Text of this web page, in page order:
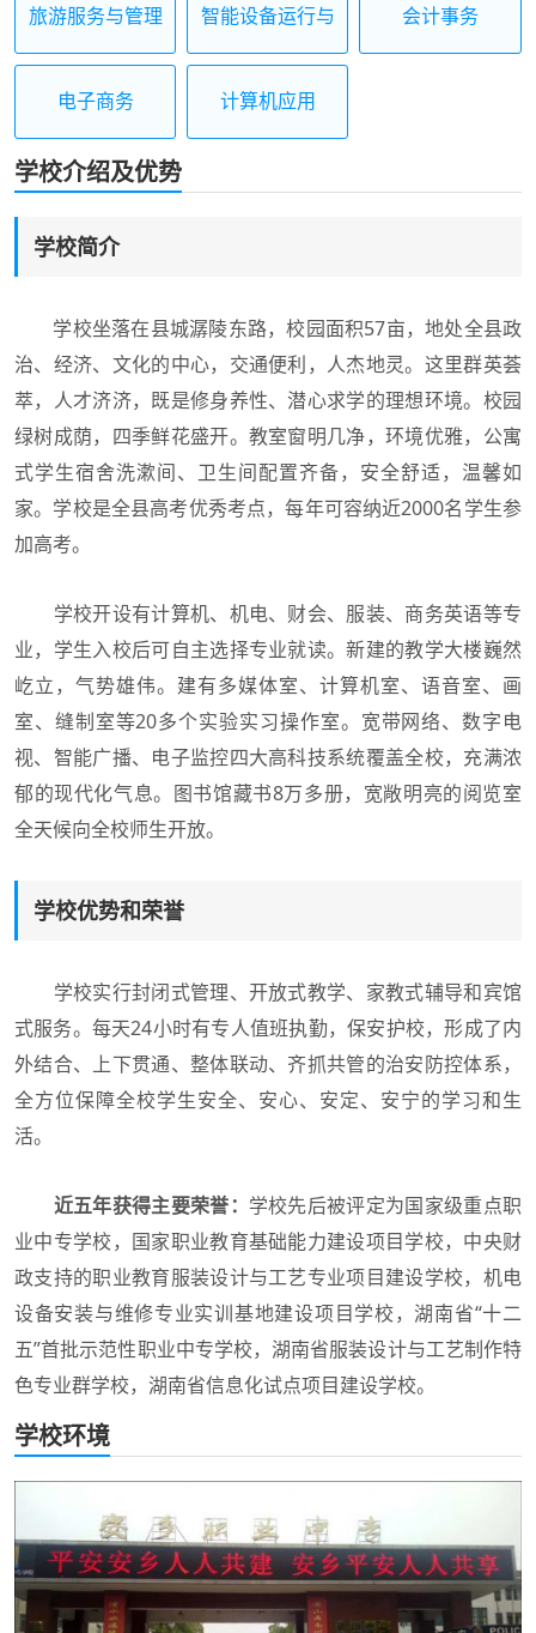
旅游服务与管理
智能设备运行与
会计事务
电子商务 计算机应用
学校介绍及优势
学校简介
学校坐落在县城潺陵东路，校园面积57亩，地处全县政
治、经济、文化的中心，交通便利，人杰地灵。这里群英荟
萃，人才济济，既是修身养性、潜心求学的理想环境。校园
绿树成荫，四季鲜花盛开。教室窗明几净，环境优雅，公寓
式学生宿舍洗漱间、卫生间配置齐备，安全舒适，温馨如
家。学校是全县高考优秀考点，每年可容纳近2000名学生参
加高考。
学校开设有计算机、机电、财会、服装、商务英语等专
业，学生入校后可自主选择专业就读。新建的教学大楼巍然
屹立，气势雄伟。建有多媒体室、计算机室、语音室、画
室、缝制室等20多个实验实习操作室。宽带网络、数字电
视、智能广播、电子监控四大高科技系统覆盖全校，充满浓
郁的现代化气息。图书馆藏书8万多册，宽敞明亮的阅览室
全天候向全校师生开放。
学校优势和荣誉
学校实行封闭式管理、开放式教学、家教式辅导和宾馆
式服务。每天24小时有专人值班执勤，保安护校，形成了内
外结合、上下贯通、整体联动、齐抓共管的治安防控体系，
全方位保障全校学生安全、安心、安定、安宁的学习和生
活。
近五年获得主要荣誉： 学校先后被评定为国家级重点职
业中专学校，国家职业教育基础能力建设项目学校，中央财
政支持的职业教育服装设计与工艺专业项目建设学校，机电
设备安装与维修专业实训基地建设项目学校，湖南省“十二
五”首批示范性职业中专学校，湖南省服装设计与工艺制作特
色专业群学校，湖南省信息化试点项目建设学校。
学校环境